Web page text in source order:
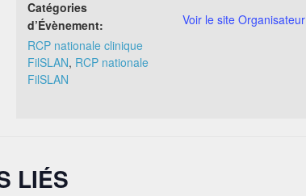
Catégories
d’Évènement:
RCP nationale clinique
FilSLAN, RCP nationale
FilSLAN
Voir le site Organisateur
LIÉS